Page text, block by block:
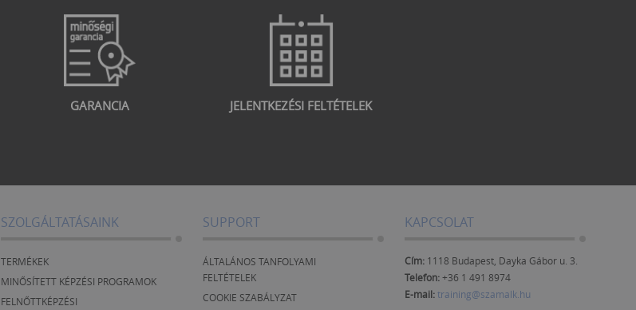
GARANCIA JELENTKEZÉSI FELTÉTELEK
SZOLGÁLTATÁSAINK
TERMÉKEK
MINŐSÍTETT KÉPZÉSI PROGRAMOK
FELNŐTTKÉPZÉSI
SUPPORT
ÁLTALÁNOS TANFOLYAMI
FELTÉTELEK
COOKIE SZABÁLYZAT
KAPCSOLAT
Cím: 1118 Budapest, Dayka Gábor u. 3.
Telefon:+36 1 491 8974
E-mail:training@szamalk.hu